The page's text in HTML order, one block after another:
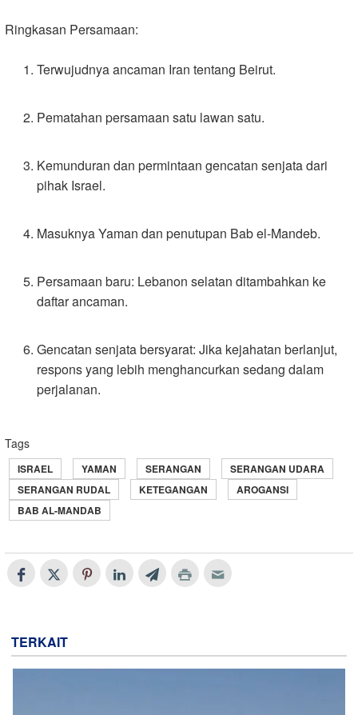
Ringkasan Persamaan:
Terwujudnya ancaman Iran tentang Beirut.
Pematahan persamaan satu lawan satu.
Kemunduran dan permintaan gencatan senjata dari
pihak Israel.
Masuknya Yaman dan penutupan Bab el-Mandeb.
Persamaan baru: Lebanon selatan ditambahkan ke
daftar ancaman.
Gencatan senjata bersyarat: Jika kejahatan berlanjut,
respons yang lebih menghancurkan sedang dalam
perjalanan.
Tags
ISRAEL YAMAN SERANGAN
SERANGAN UDARA
SERANGAN RUDAL
KETEGANGAN
AROGANSI
BAB AL-MANDAB
TERKAIT